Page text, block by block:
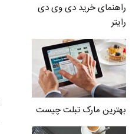
راهنمای خرید دی وی دی
رایتر
بهترین مارک تبلت چیست